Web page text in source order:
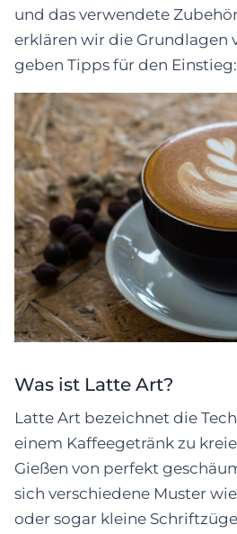
und das verwendete
erklären wir die Grundlagen
geben Tipps für den Einstieg:
Was ist Latte Art?
Latte Art bezeichnet die
einem Kaffeegetränk zu
Gießen von perfekt
sich verschiedene Muster
oder sogar kleine